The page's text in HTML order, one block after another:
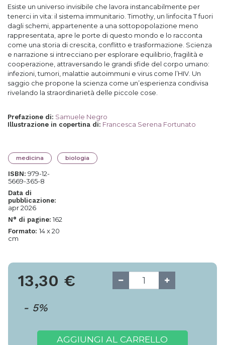
Esiste un universo invisibile che lavora instancabilmente per
tenerci in vita: il sistema immunitario. Timothy, un linfocita T fuori
dagli schemi, appartenente a una sottopopolazione meno
rappresentata, apre le porte di questo mondo e lo racconta
come una storia di crescita, conflitto e trasformazione. Scienza
e narrazione si intrecciano per esplorare equilibrio, fragilità e
cooperazione, attraversando le grandi sfide del corpo umano:
infezioni, tumori, malattie autoimmuni e virus come l’HIV. Un
saggio che propone la scienza come un’esperienza condivisa
rivelando la straordinarietà delle piccole cose.
Prefazione di: Samuele Negro
Illustrazione in copertina di: Francesca Serena Fortunato
medicina biologia
ISBN: 979-12-
5669-365-8
Data di
pubblicazione:
apr 2026
N° di pagine: 162
Formato: 14 x 20
cm
13,30 €
- 5%
AGGIUNGI AL CARRELLO